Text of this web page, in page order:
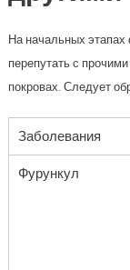
На начальных
перепутать с
покровах. Следует
Заболевания
Фурункул